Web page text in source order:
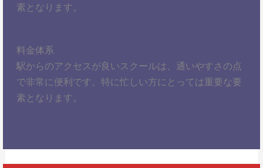
素となります。
料金体系
駅からのアクセスが良いスクールは、通いやすさの点
で非常に便利です。特に忙しい方にとっては重要な要
素となります。